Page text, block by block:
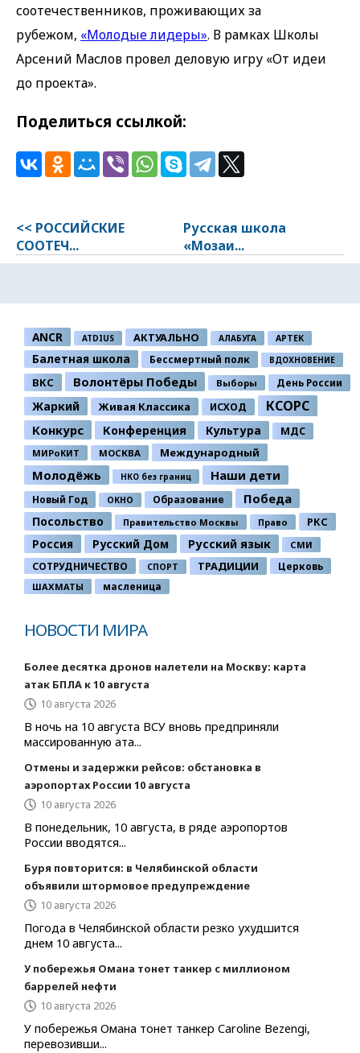
соотечественников, проживающих за
рубежом, «Молодые лидеры». В рамках Школы
Арсений Маслов провел деловую игру «От идеи
до проекта».
Поделиться ссылкой:
<< РОССИЙСКИЕ
СООТЕЧ...
Русская школа
«Мозаи...
ANCR ATDIUS АКТУАЛЬНО АЛАБУГА АРТЕК
Балетная школа Бессмертный полк ВДОХНОВЕНИЕ
ВКС Волонтёры Победы Выборы День России
Жаркий Живая Классика ИСХОД КСОРС
Конкурс Конференция Культура МДС
МИРоКИТ МОСКВА Международный
Молодёжь НКО без границ Наши дети
Новый Год ОКНО Образование Победа
Посольство Правительство Москвы Право РКС
Россия Русский Дом Русский язык СМИ
СОТРУДНИЧЕСТВО СПОРТ ТРАДИЦИИ Церковь
ШАХМАТЫ масленица
НОВОСТИ МИРА
Более десятка дронов налетели на Москву: карта
атак БПЛА к 10 августа
10 августа 2026
В ночь на 10 августа ВСУ вновь предприняли
массированную ата...
Отмены и задержки рейсов: обстановка в
аэропортах России 10 августа
10 августа 2026
В понедельник, 10 августа, в ряде аэропортов
России вводятся...
Буря повторится: в Челябинской области
объявили штормовое предупреждение
10 августа 2026
Погода в Челябинской области резко ухудшится
днем 10 августа...
У побережья Омана тонет танкер с миллионом
баррелей нефти
10 августа 2026
У побережья Омана тонет танкер Caroline Bezengi,
перевозивши...